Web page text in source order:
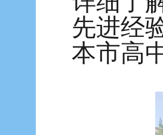
先进经
本市高